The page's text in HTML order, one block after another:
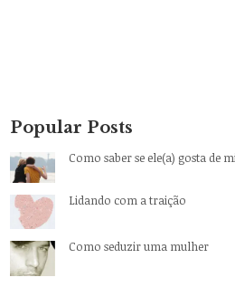
Popular Posts
Como saber se ele(a) gosta de
Lidando com a traição
Como seduzir uma mulher